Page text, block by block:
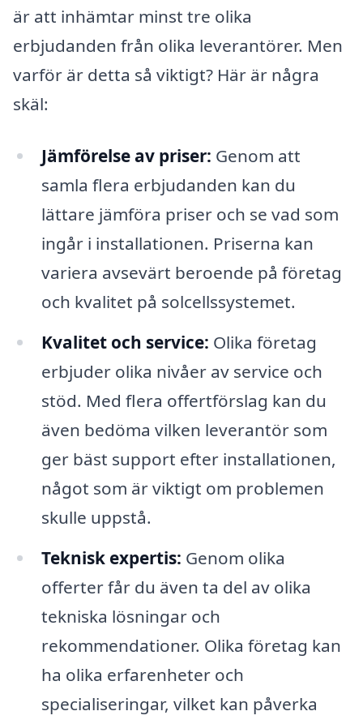
är att inhämtar minst tre olika
erbjudanden från olika leverantörer. Men
varför är detta så viktigt? Här är några
skäl:
Jämförelse av priser: Genom att
samla flera erbjudanden kan du
lättare jämföra priser och se vad som
ingår i installationen. Priserna kan
variera avsevärt beroende på företag
och kvalitet på solcellssystemet.
Kvalitet och service: Olika företag
erbjuder olika nivåer av service och
stöd. Med flera offertförslag kan du
även bedöma vilken leverantör som
ger bäst support efter installationen,
något som är viktigt om problemen
skulle uppstå.
Teknisk expertis: Genom olika
offerter får du även ta del av olika
tekniska lösningar och
rekommendationer. Olika företag kan
ha olika erfarenheter och
specialiseringar, vilket kan påverka